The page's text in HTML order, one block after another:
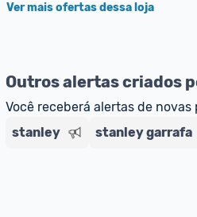
Ver mais ofertas dessa loja
Outros alertas criados
Você receberá alertas de
stanley
stanley garrafa